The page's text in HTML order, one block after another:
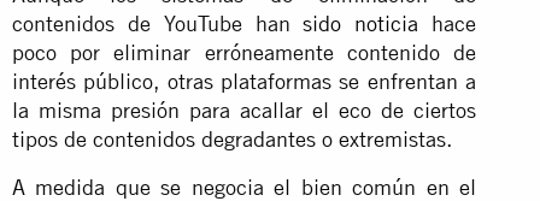
contenidos de YouTube hansido noticia hace
poco por eliminar erróneamente contenido de
interés público, otras plataformas se enfrentan a
la misma presión para acallar el eco de ciertos
tipos de contenidos degradantes o extremistas.
A medida que se negocia el bien común en el